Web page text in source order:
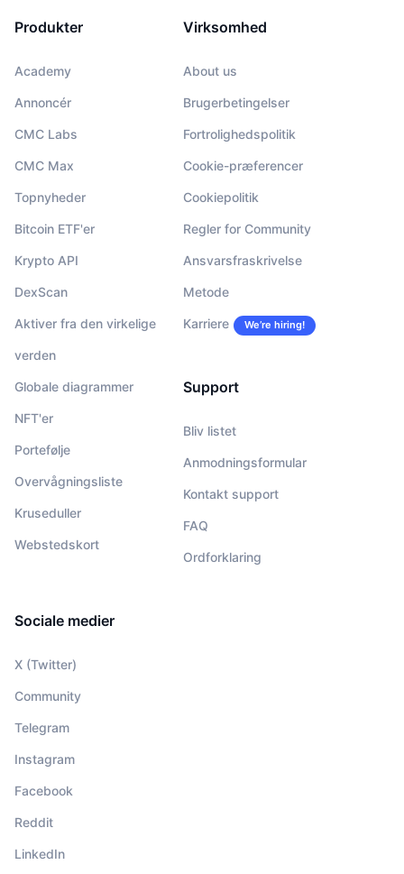
Produkter
Academy
Annoncér
CMC Labs
CMC Max
Topnyheder
Bitcoin ETF'er
Krypto API
DexScan
Aktiver fra den virkelige
verden
Globale diagrammer
NFT'er
Portefølje
Overvågningsliste
Kruseduller
Webstedskort
Virksomhed
About us
Brugerbetingelser
Fortrolighedspolitik
Cookie-præferencer
Cookiepolitik
Regler for Community
Ansvarsfraskrivelse
Metode
Karriere We’re hiring!
Support
Bliv listet
Anmodningsformular
Kontakt support
FAQ
Ordforklaring
Sociale medier
X (Twitter)
Community
Telegram
Instagram
Facebook
Reddit
LinkedIn